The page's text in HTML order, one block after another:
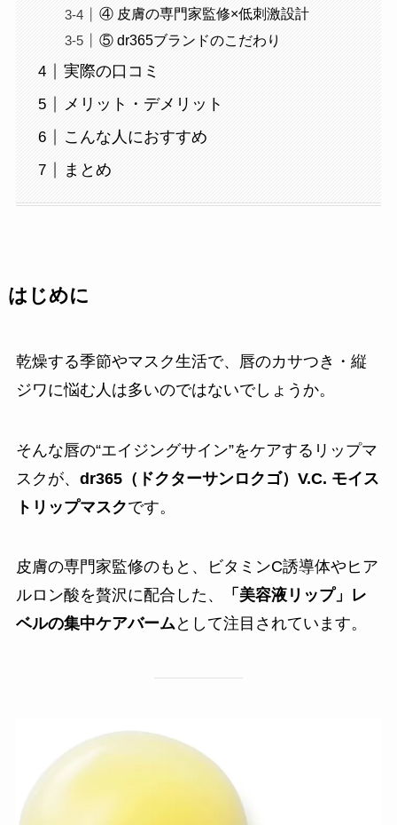
④ 皮膚の専門家監修×低刺激設計
⑤ dr365ブランドのこだわり
実際の口コミ
メリット・デメリット
こんな人におすすめ
まとめ
はじめに
乾燥する季節やマスク生活で、唇のカサつき・縦
ジワに悩む人は多いのではないでしょうか。
そんな唇の“エイジングサイン”をケアするリップマ
スクが、 dr365（ドクターサンロクゴ）V.C. モイス
トリップマスクです。
皮膚の専門家監修のもと、ビタミンC誘導体やヒア
ルロン酸を贅沢に配合した、
「美容液リップ」レ
ベルの集中ケアバームとして注目されています。